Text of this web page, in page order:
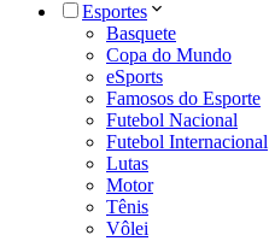
Esportes
Basquete
Copa do Mundo
eSports
Famosos do Esporte
Futebol Nacional
Futebol Internacional
Lutas
Motor
Tênis
Vôlei